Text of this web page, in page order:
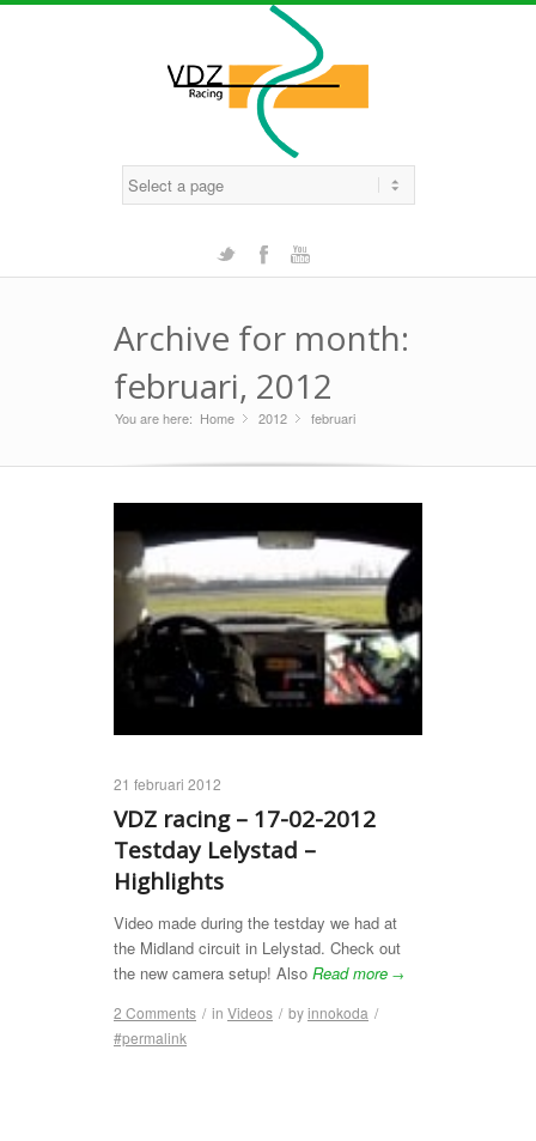
TwitterFacebook
Archive for month:
februari, 2012
You are here: Home »
2012 »
februari
21 februari 2012
VDZ racing – 17-02-2012
Testday Lelystad –
Highlights
Video made during the testday we had at
the Midland circuit in Lelystad. Check out
the new camera setup! Also Read more →
2 Comments / in Videos / byinnokoda /
#permalink